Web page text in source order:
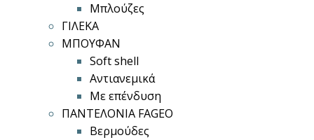
Μπλούζες
ΓΙΛΕΚΑ
ΜΠΟΥΦΑΝ
Soft shell
Αντιανεμικά
Με επένδυση
ΠΑΝΤΕΛΟΝΙΑ FAGEO
Βερμούδες